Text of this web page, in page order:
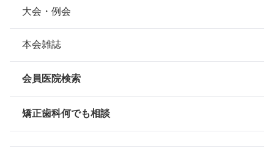
組織について
本会の歴史
情報公開
安心できる矯正歯科治療契約のための「7つの提言」
矯正歯科治療について
大会・例会
本会雑誌
会員医院検索
矯正歯科何でも相談
これまでの主なプレスセミナー実績
カテゴリー
トレンドウォッチ
市民セミナー